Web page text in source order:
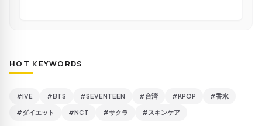
HOT KEYWORDS
#IVE #BTS #SEVENTEEN #台湾 #KPOP #香水
#ダイエット #NCT #サクラ #スキンケア